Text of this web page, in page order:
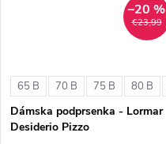
€23,99
–20 %
65 B 70 B 75 B 80 B
Dámska podprsenka - Lormar
Desiderio Pizzo